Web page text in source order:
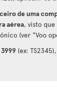
de uma
aérea, visto
(ver "Voo
(ex: